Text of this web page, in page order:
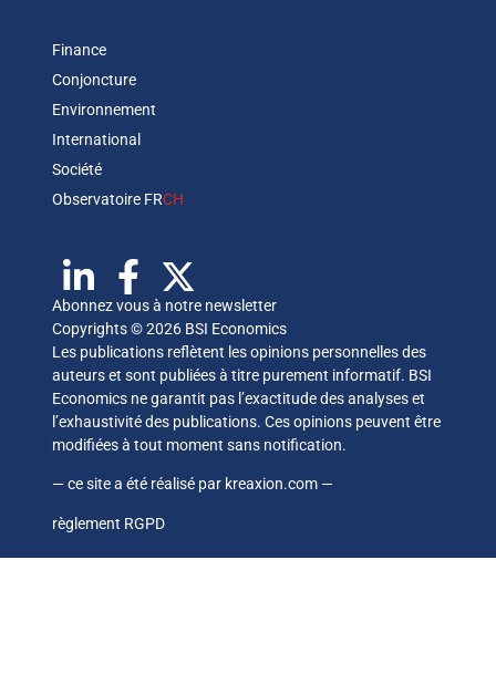
Finance
Conjoncture
Environnement
International
Société
Observatoire FRCH
Abonnez vous à notre newsletter
Copyrights © 2026 BSI Economics
Les publications reflètent les opinions personnelles des
auteurs et sont publiées à titre purement informatif. BSI
Economics ne garantit pas l’exactitude des analyses et
l’exhaustivité des publications. Ces opinions peuvent être
modifiées à tout moment sans notification.
— ce site a été réalisé par kreaxion.com —
règlement RGPD